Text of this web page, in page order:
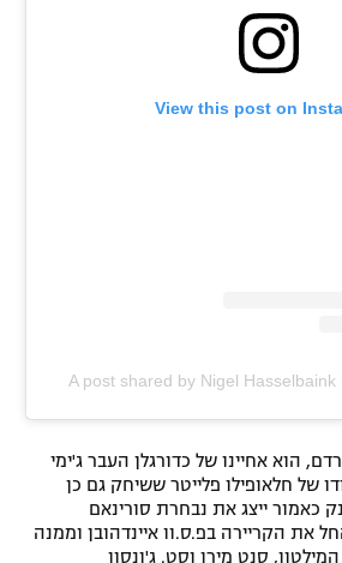
View this post on
A post shared by Nigel Hasselbaink
הוא אחיינו של כדורגלן העבר ג'ימי
של חלאופילו פלייטר ששיחק גם כן
כאמור ייצג את נבחרת סורינאם
את הקריירה בפ.ס.וו איינדהובן וממנה
סנט מירן וסט. ג'ונסון